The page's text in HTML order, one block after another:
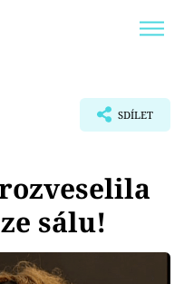
SDÍLET
sálu!